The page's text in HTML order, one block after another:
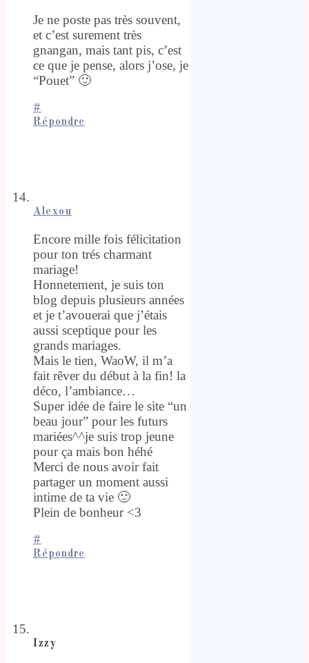
Je ne poste pas très souvent,
et c’est surement très
gnangan, mais tant pis, c’est
ce que je pense, alors j’ose, je
“Pouet” 🙂
#
Répondre
Alexou
Encore mille fois félicitation
pour ton trés charmant
mariage!
Honnetement, je suis ton
blog depuis plusieurs années
et je t’avouerai que j’étais
aussi sceptique pour les
grands mariages.
Mais le tien, WaoW, il m’a
fait rêver du début à la fin! la
déco, l’ambiance…
Super idée de faire le site “un
beau jour” pour les futurs
mariées^^je suis trop jeune
pour ça mais bon héhé
Merci de nous avoir fait
partager un moment aussi
intime de ta vie 🙂
Plein de bonheur <3
#
Répondre
Izzy